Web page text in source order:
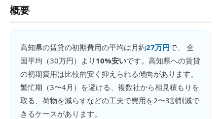
概要
高知県の賃貸の初期費用の平均は月約27万円で、 全
国平均（30万円）より 10%安いです。 高知県への賃貸
の初期費用は比較的安く抑えられる傾向があります。
繁忙期（3〜4月）を避ける、複数社から相見積もりを
取る、荷物を減らすなどの工夫で費用を2〜3割削減で
きるケースがあります。